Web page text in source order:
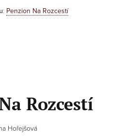
: Penzion Na Rozcestí
Rozcestí
Hořejšová